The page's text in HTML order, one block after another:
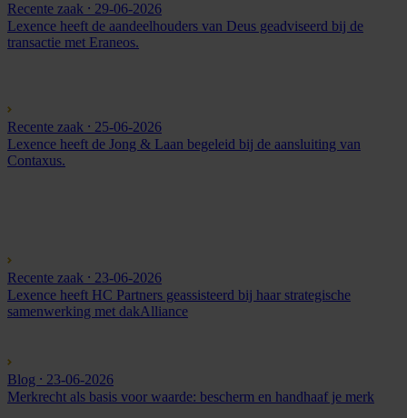
Recente zaak ⸱ 29-06-2026
Lexence heeft de aandeelhouders van Deus geadviseerd bij de
transactie met Eraneos.
Recente zaak ⸱ 25-06-2026
Lexence heeft de Jong & Laan begeleid bij de aansluiting van
Contaxus.
Recente zaak ⸱ 23-06-2026
Lexence heeft HC Partners geassisteerd bij haar strategische
samenwerking met dakAlliance
Blog ⸱ 23-06-2026
Merkrecht als basis voor waarde: bescherm en handhaaf je merk